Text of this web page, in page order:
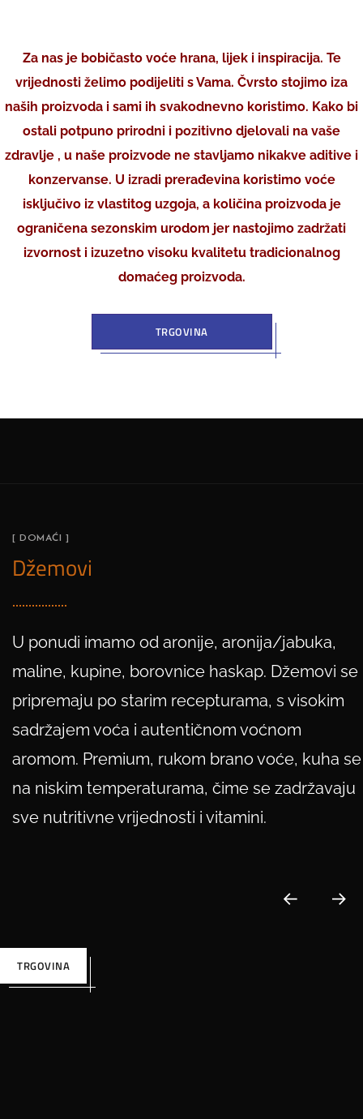
Za nas je bobičasto voće hrana, lijek i inspiracija. Te
vrijednosti želimo podijeliti s Vama. Čvrsto stojimo iza
naših proizvoda i sami ih svakodnevno koristimo. Kako bi
ostali potpuno prirodni i pozitivno djelovali na vaše
zdravlje , u naše proizvode ne stavljamo nikakve aditive i
konzervanse. U izradi prerađevina koristimo voće
isključivo iz vlastitog uzgoja, a količina proizvoda je
ograničena sezonskim urodom jer nastojimo zadržati
izvornost i izuzetno visoku kvalitetu tradicionalnog
domaćeg proizvoda.
TRGOVINA
[ DOMAĆI ]
Džemovi
U ponudi imamo od aronije, aronija/jabuka,
maline, kupine, borovnice haskap. Džemovi se
pripremaju po starim recepturama, s visokim
sadržajem voća i autentičnom voćnom
aromom. Premium, rukom brano voće, kuha se
na niskim temperaturama, čime se zadržavaju
sve nutritivne vrijednosti i vitamini.
TRGOVINA